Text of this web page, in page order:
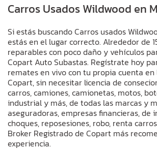
Carros Usados Wildwood en
Si estás buscando Carros usados
estás en el lugar correcto. Alrededor de
reparables con poco daño y vehículos
Copart Auto Subastas. Regístrate hoy
remates en vivo con tu propia cuenta en
Copart, sin necesitar licencia de
carros, camiones, camionetas, motos,
industrial y más, de todas las marcas y
aseguradoras, empresas financieras, de
choques, reposesiones, robo, renta
Broker Registrado de Copart más
experiencia.